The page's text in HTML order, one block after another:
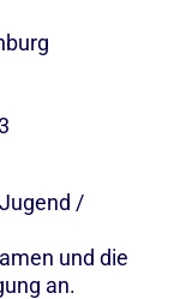
/
und die
an.